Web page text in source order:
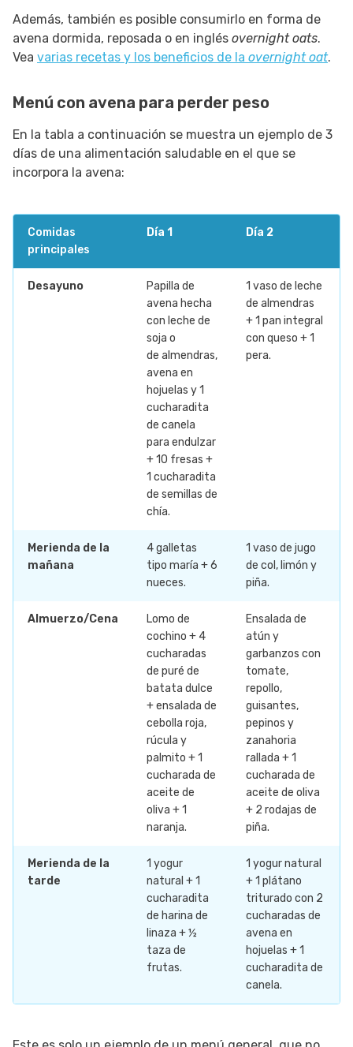
Además, también es posible consumirlo en forma de
avena dormida, reposada o en inglés overnight oats.
Vea varias recetas y los beneficios de la overnight oat.
Menú con avena para perder peso
En la tabla a continuación se muestra un ejemplo de 3
días de una alimentación saludable en el que se
incorpora la avena:
Comidas
principales
Día 1 Día 2
Desayuno
Papilla de
avena hecha
con leche de
soja o
de almendras,
avena en
hojuelas y 1
cucharadita
de canela
para endulzar
+ 10 fresas +
1 cucharadita
de semillas de
chía.
1 vaso de leche
de almendras
+ 1 pan integral
con queso + 1
pera.
Merienda de la
mañana
4 galletas
tipo maría + 6
nueces.
1 vaso de jugo
de col, limón y
piña.
Almuerzo/Cena
Lomo de
cochino + 4
cucharadas
de puré de
batata dulce
+ ensalada de
cebolla roja,
rúcula y
palmito + 1
cucharada de
aceite de
oliva + 1
naranja.
Ensalada de
atún y
garbanzos con
tomate,
repollo,
guisantes,
pepinos y
zanahoria
rallada + 1
cucharada de
aceite de oliva
+ 2 rodajas de
piña.
Merienda de la
tarde
1 yogur
natural + 1
cucharadita
de harina de
linaza + ½
taza de
frutas.
1 yogur natural
+ 1 plátano
triturado con 2
cucharadas de
avena en
hojuelas + 1
cucharadita de
canela.